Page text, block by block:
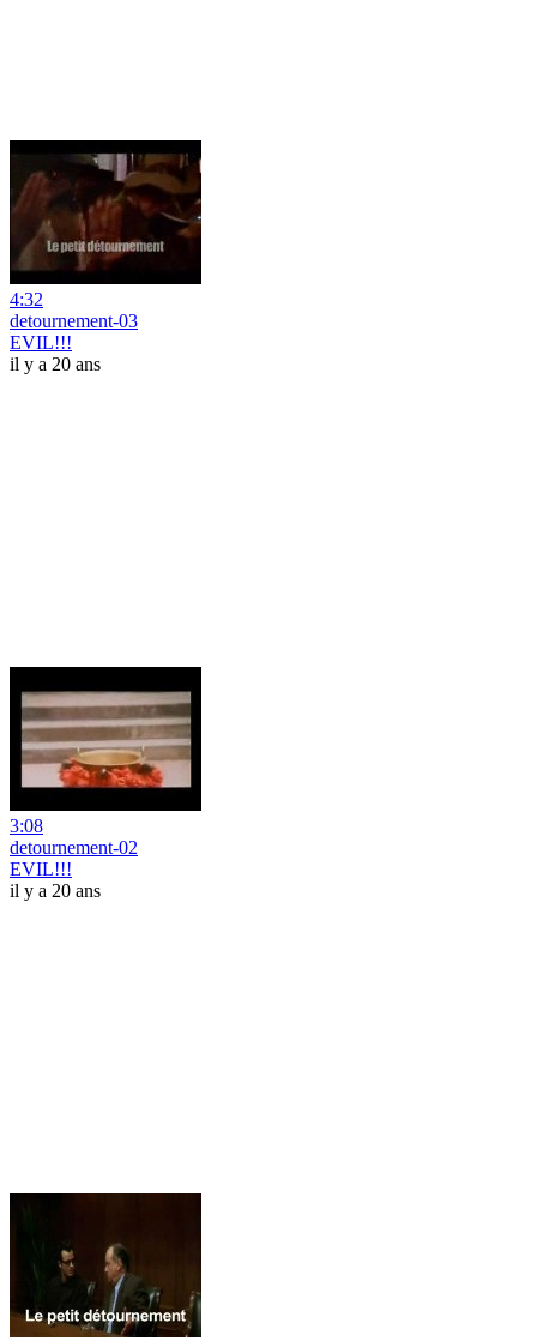
4:32
detournement-03
EVIL!!!
il y a 20 ans
3:08
detournement-02
EVIL!!!
il y a 20 ans